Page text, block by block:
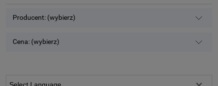
Producent: (wybierz)
Cena: (wybierz)